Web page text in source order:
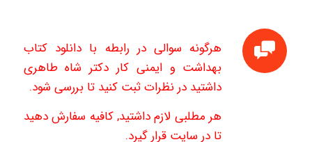
هرگونه سوالی در رابطه با دانلود کتاب
بهداشت و ایمنی کار دکتر شاه طاهری
داشتید در نظرات ثبت کنید تا بررسی شود.
هر مطلبی لازم داشتید, کافیه سفارش دهید
تا در سایت قرار گیرد.